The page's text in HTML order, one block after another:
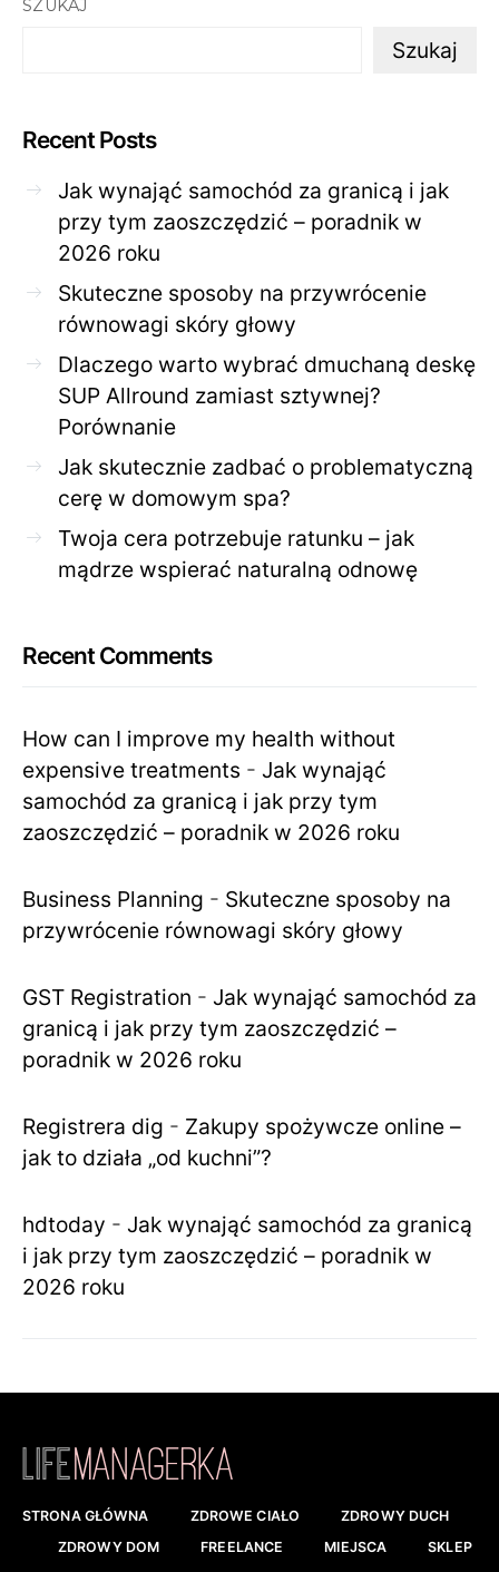
SZUKAJ
Szukaj
Recent Posts
Jak wynająć samochód za granicą i jak
przy tym zaoszczędzić – poradnik w
2026 roku
Skuteczne sposoby na przywrócenie
równowagi skóry głowy
Dlaczego warto wybrać dmuchaną deskę
SUP Allround zamiast sztywnej?
Porównanie
Jak skutecznie zadbać o problematyczną
cerę w domowym spa?
Twoja cera potrzebuje ratunku – jak
mądrze wspierać naturalną odnowę
Recent Comments
How can I improve my health without
expensive treatments - Jak wynająć
samochód za granicą i jak przy tym
zaoszczędzić – poradnik w 2026 roku
Business Planning - Skuteczne sposoby na
przywrócenie równowagi skóry głowy
GST Registration - Jak wynająć samochód za
granicą i jak przy tym zaoszczędzić –
poradnik w 2026 roku
Registrera dig - Zakupy spożywcze online –
jak to działa „od kuchni”?
hdtoday - Jak wynająć samochód za granicą
i jak przy tym zaoszczędzić – poradnik w
2026 roku
STRONA GŁÓWNA ZDROWE CIAŁO
ZDROWY DUCH
ZDROWY DOM
FREELANCE MIEJSCA SKLEP